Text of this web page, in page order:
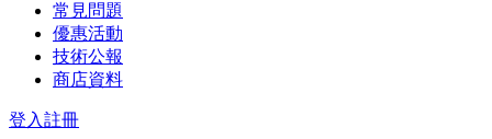
常見問題
優惠活動
技術公報
商店資料
登入註冊